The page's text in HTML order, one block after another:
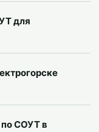
для
СОУТ в